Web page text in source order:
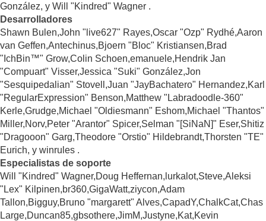
González, y Will "Kindred" Wagner .
Desarrolladores
Shawn Bulen,John "live627" Rayes,Oscar "Ozp" Rydhé,Aaron
van Geffen,Antechinus,Bjoern "Bloc" Kristiansen,Brad
"IchBin™" Grow,Colin Schoen,emanuele,Hendrik Jan
"Compuart" Visser,Jessica "Suki" González,Jon
"Sesquipedalian" Stovell,Juan "JayBachatero" Hernandez,Karl
"RegularExpression" Benson,Matthew "Labradoodle-360"
Kerle,Grudge,Michael "Oldiesmann" Eshom,Michael "Thantos"
Miller,Norv,Peter "Arantor" Spicer,Selman "[SiNaN]" Eser,Shitiz
"Dragooon" Garg,Theodore "Orstio" Hildebrandt,Thorsten "TE"
Eurich, y winrules .
Especialistas de soporte
Will "Kindred" Wagner,Doug Heffernan,lurkalot,Steve,Aleksi
"Lex" Kilpinen,br360,GigaWatt,ziycon,Adam
Tallon,Bigguy,Bruno "margarett" Alves,CapadY,ChalkCat,Chas
Large,Duncan85,gbsothere,JimM,Justyne,Kat,Kevin